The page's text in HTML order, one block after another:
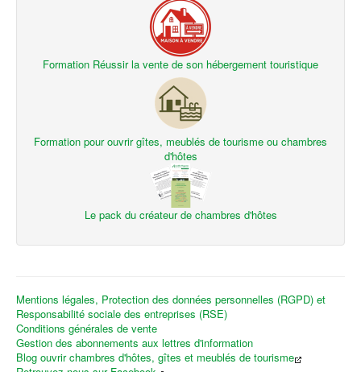
Formation Réussir la vente de son hébergement touristique
Formation pour ouvrir gîtes, meublés de tourisme ou chambres
d'hôtes
Le pack du créateur de chambres d'hôtes
Mentions légales, Protection des données personnelles (RGPD) et
Responsabilité sociale des entreprises (RSE)
Conditions générales de vente
Gestion des abonnements aux lettres d'information
Blog ouvrir chambres d'hôtes, gîtes et meublés de tourisme